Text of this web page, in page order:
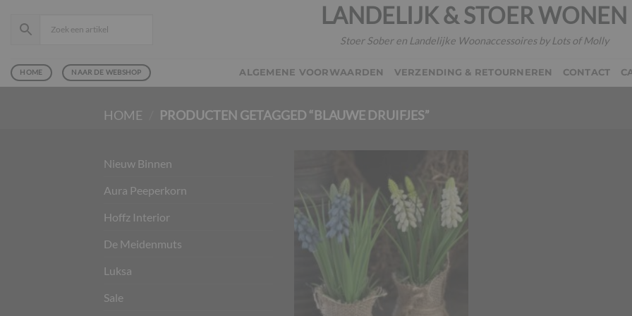
naar
LANDELIJK & STOER WONEN
Stoer Sober en Landelijke Woonaccessoires by Lots of Molly
HOME NAAR DE WEBSHOP ALGEMENE VOORWAARDEN VERZENDING & RETOURNEREN CONTACT
HOME PRODUCTEN GETAGGED “BLAUWE DRUIFJES”
Nieuw Binnen
Aura Peeperkorn
Hoffz Interior
De Meidenmuts
Luksa
Sale